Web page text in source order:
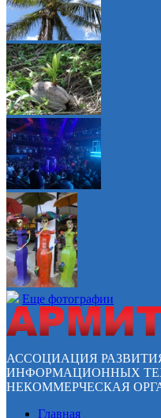
Еще фотографии
АССОЦИАЦИЯ
ИНФОРМАЦИОННЫХ
НЕКОММЕРЧЕСКАЯ
Главная